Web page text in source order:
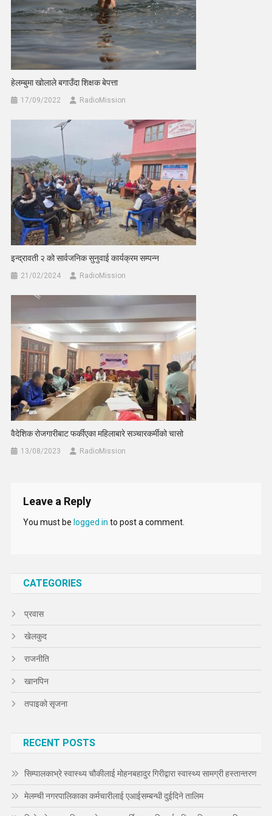
हेलम्बुमा खोलाले बगाउँदा शिक्षक बेपत्ता
17/09/2022 RadioMission
इन्द्रावती २ को सार्वजनिक सुनुवाई कार्यक्रम सम्पन्न
21/02/2024 RadioMission
वैदेशिक रोजगारीबाट फर्कीएका महिलाबारे सञ्चारकर्मीको चासो
13/08/2023 RadioMission
Leave a Reply
You must be logged in to post a comment.
CATEGORIES
प्रवास
खेलकुद
राजनीति
खानपिन
तपाइको सृजना
RECENT POSTS
सिम्पालकाभ्रे स्वास्थ्य चौकीलाई मोहनबहादुर गिरीद्वारा स्वास्थ्य सामग्री हस्तान्तरण
मेलम्ची नगरपालिकाका कर्मचारीलाई एआईसम्बन्धी दुईदिने तालिम